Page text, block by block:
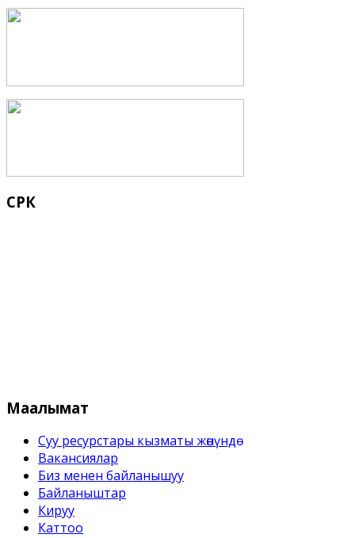
СРК
Маалымат
Суу ресурстары кызматы жѳнүндѳ
Вакансиялар
Биз менен байланышуу
Байланыштар
Кируу
Каттоо